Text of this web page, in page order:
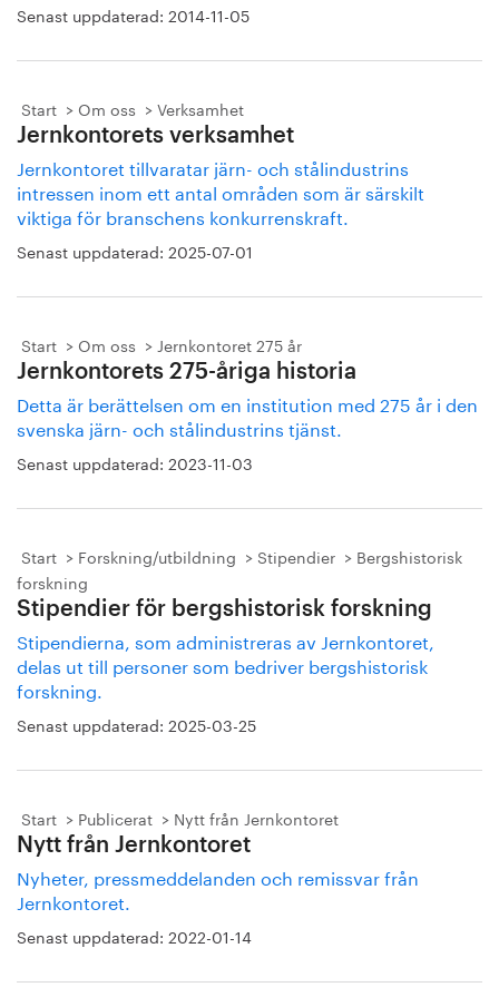
Senast uppdaterad: 2014-11-05
Start Om oss Verksamhet
Jernkontorets verksamhet
Jernkontoret tillvaratar järn- och stålindustrins
intressen inom ett antal områden som är särskilt
viktiga för branschens konkurrenskraft.
Senast uppdaterad: 2025-07-01
Start Om oss Jernkontoret 275 år
Jernkontorets 275-åriga historia
Detta är berättelsen om en institution med 275 år i den
svenska järn- och stålindustrins tjänst.
Senast uppdaterad: 2023-11-03
Start Forskning/utbildning Stipendier
Bergshistorisk
forskning
Stipendier för bergshistorisk forskning
Stipendierna, som administreras av Jernkontoret,
delas ut till personer som bedriver bergshistorisk
forskning.
Senast uppdaterad: 2025-03-25
Start Publicerat Nytt från Jernkontoret
Nytt från Jernkontoret
Nyheter, pressmeddelanden och remissvar från
Jernkontoret.
Senast uppdaterad: 2022-01-14